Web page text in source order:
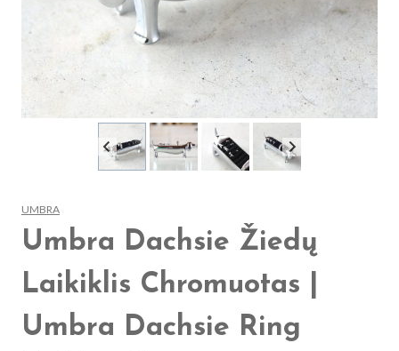
UMBRA
Umbra Dachsie Žiedų
Laikiklis Chromuotas |
Umbra Dachsie Ring